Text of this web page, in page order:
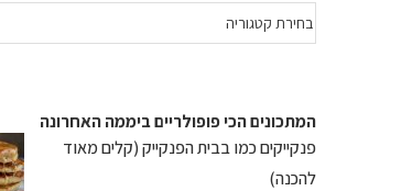
המתכונים הכי פופולריים ביממה האחרונה
פנקייקים כמו בבית הפנקייק (קלים מאוד
להכנה)